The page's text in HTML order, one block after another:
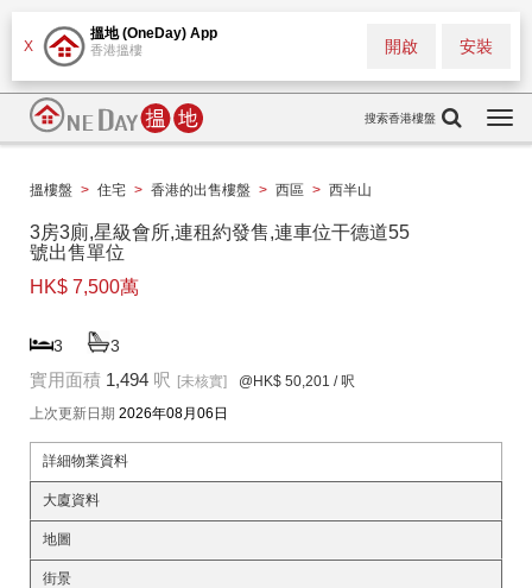
X
搵地 (OneDay) App
香港搵樓 安裝
開啟
搜索香港樓盤
搵樓盤 > 住宅 > 香港的出售樓盤 > 西區 > 西半山
3房3廁,星級會所,連租約發售,連車位干德道55
號出售單位
HK$ 7,500萬
3 3
實用面積 1,494 呎 [未核實] @HK$ 50,201 / 呎
上次更新日期 2026年08月06日
詳細物業資料
大廈資料
地圖
街景